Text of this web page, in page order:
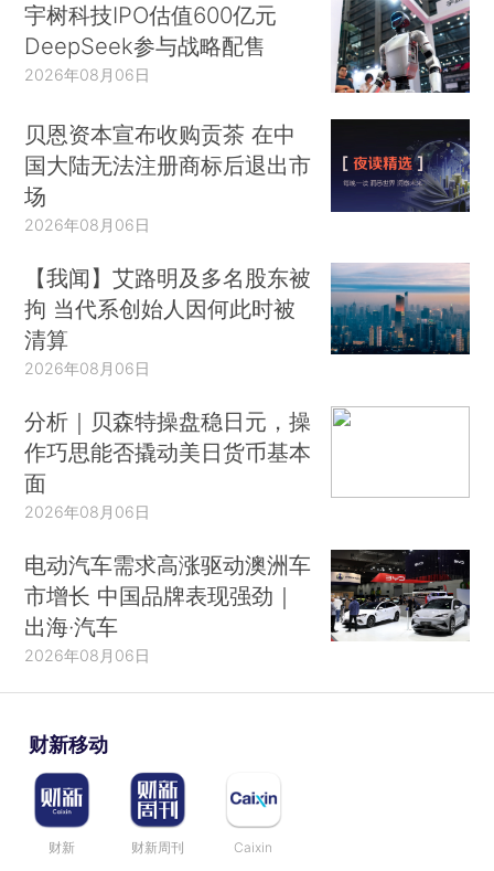
宇树科技IPO估值600亿元
DeepSeek参与战略配售
2026年08月06日
贝恩资本宣布收购贡茶 在中
国大陆无法注册商标后退出市
场
2026年08月06日
【我闻】艾路明及多名股东被
拘 当代系创始人因何此时被
清算
2026年08月06日
分析｜贝森特操盘稳日元，操
作巧思能否撬动美日货币基本
面
2026年08月06日
电动汽车需求高涨驱动澳洲车
市增长 中国品牌表现强劲｜
出海·汽车
2026年08月06日
财新移动
财新 财新周刊 Caixin